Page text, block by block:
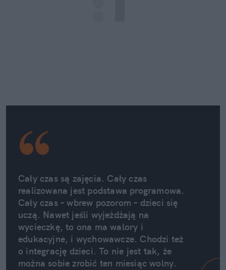
Cały czas są zajęcia. Cały czas
realizowana jest podstawa programowa.
Cały czas – wbrew pozorom – dzieci się
uczą. Nawet jeśli wyjeżdżają na
wycieczkę, to ona ma walory i
edukacyjne, i wychowawcze. Chodzi też
o integrację dzieci. To nie jest tak, że
można sobie zrobić ten miesiąc wolny.